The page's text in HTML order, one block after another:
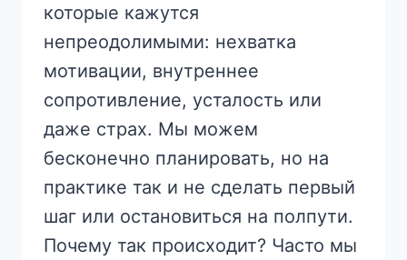
которые кажутся
непреодолимыми: нехватка
мотивации, внутреннее
сопротивление, усталость или
даже страх. Мы можем
бесконечно планировать, но на
практике так и не сделать первый
шаг или остановиться на полпути.
Почему так происходит? Часто мы